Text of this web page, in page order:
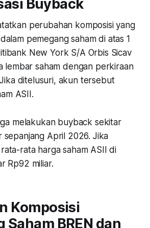
Buyback
perubahan komposisi yang
pemegang saham di atas 1
New York S/A Orbis Sicav
lembar saham dengan perkiraan
ditelusuri, akun tersebut
ASII.
melakukan buyback sekitar
sepanjang April 2026. Jika
rata harga saham ASII di
Rp92 miliar.
Komposisi
Saham BREN dan